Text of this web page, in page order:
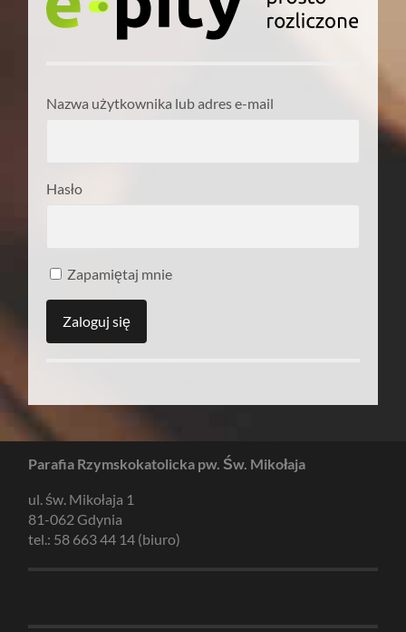
Nazwa użytkownika lub adres e-mail
Hasło
Zapamiętaj mnie
Parafia Rzymskokatolicka pw. Św. Mikołaja
ul. św. Mikołaja 1
81-062 Gdynia
tel.: 58 663 44 14 (biuro)